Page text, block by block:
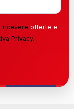
ricevere offerte e
Privacy.